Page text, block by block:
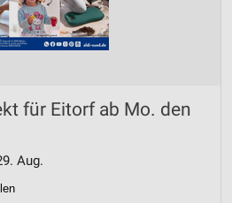
für Eitorf ab Mo. den
Aug.